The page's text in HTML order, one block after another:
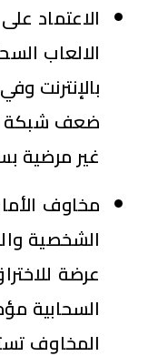
الاعتماد
الالعاب
بالإنترنت
ضعف شبكة
غير مرضية
مخاوف
الشخصية
عرضة
السحابية
المخاوف